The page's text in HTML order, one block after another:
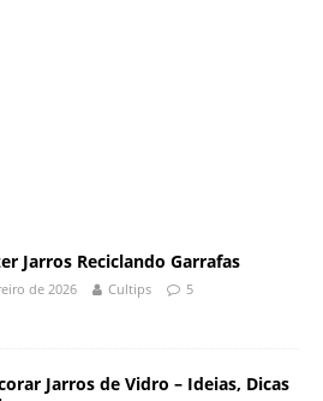
Jarros Reciclando Garrafas
de 2026 Cultips 5
Jarros de Vidro – Ideias, Dicas